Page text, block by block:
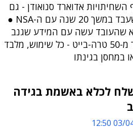
אדוארד סנואודן - גם
הפעם מדובר בקבלן משנה שעבד במשך 20 שנה עם ה-NSA ●
שהעובד עשה עם המידע שגנב
מארגוני ממשלה שונים - יותר מ-50 טרה-בייט - כל שימוש, מלבד
במחסן בגינתו
לכלא באשמת בגידה
03/04/